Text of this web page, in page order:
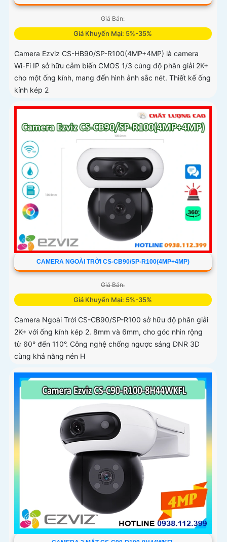
Giá Bán:
Giá Khuyến Mại: 5%-35%
Camera Ezviz CS-HB90/SP-R100(4MP+4MP) là camera
Wi-Fi IP sở hữu cảm biến CMOS 1/3 cùng độ phân giải 2K+
cho một ống kính, mang đến hình ảnh sắc nét. Thiết kế ống
kính kép 2
CAMERA NGOÀI TRỜI CS-CB90/SP-R100(4MP+4MP)
Giá Bán:
Giá Khuyến Mại: 5%-35%
Camera Ngoài Trời CS-CB90/SP-R100 sở hữu độ phân giải
2K+ với ống kính kép 2. 8mm và 6mm, cho góc nhìn rộng
từ 60° đến 110°. Công nghệ chống ngược sáng DNR 3D
cùng khả năng nén H